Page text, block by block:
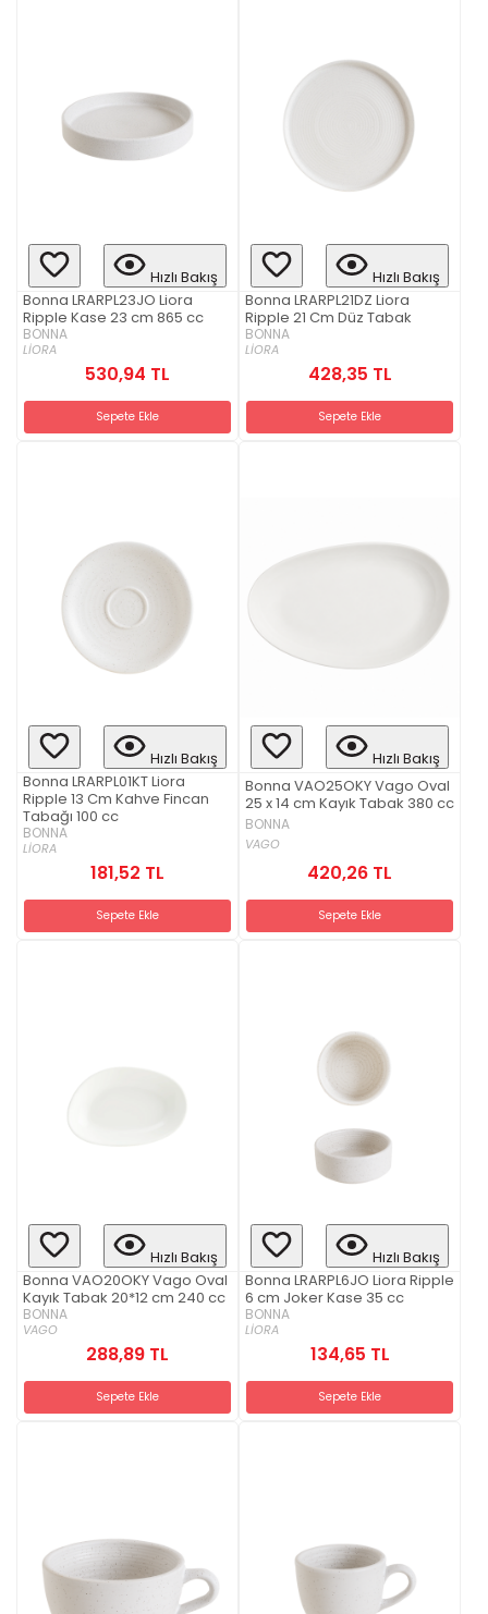
Hızlı Bakış
Bonna LRARPL23JO Liora
Ripple Kase 23 cm 865 cc
BONNA
LİORA
530,94 TL
Sepete Ekle
Hızlı Bakış
Bonna LRARPL21DZ Liora
Ripple 21 Cm Düz Tabak
BONNA
LİORA
428,35 TL
Sepete Ekle
Hızlı Bakış
Bonna LRARPL01KT Liora
Ripple 13 Cm Kahve Fincan
Tabağı 100 cc
BONNA
LİORA
181,52 TL
Sepete Ekle
Hızlı Bakış
Bonna VAO25OKY Vago Oval
25 x 14 cm Kayık Tabak 380 cc
BONNA
VAGO
420,26 TL
Sepete Ekle
Hızlı Bakış
Bonna VAO20OKY Vago Oval
Kayık Tabak 20*12 cm 240 cc
BONNA
VAGO
288,89 TL
Sepete Ekle
Hızlı Bakış
Bonna LRARPL6JO Liora Ripple
6 cm Joker Kase 35 cc
BONNA
LİORA
134,65 TL
Sepete Ekle